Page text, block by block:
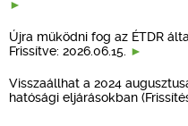
Újra működni fog az ÉTDR
Frissítve: 2026.06.15.
Visszaállhat a 2024
hatósági eljárásokban